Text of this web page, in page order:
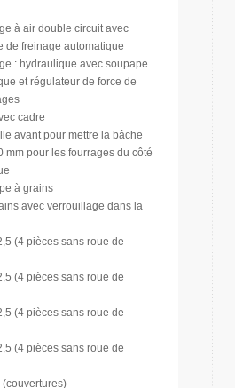
à air double circuit avec
de freinage automatique
: hydraulique avec soupape
et régulateur de force de
cadre
avant pour mettre la bâche
mm pour les fourrages du côté
à grains
avec verrouillage dans la
(4 pièces sans roue de
(4 pièces sans roue de
(4 pièces sans roue de
(4 pièces sans roue de
(couvertures)